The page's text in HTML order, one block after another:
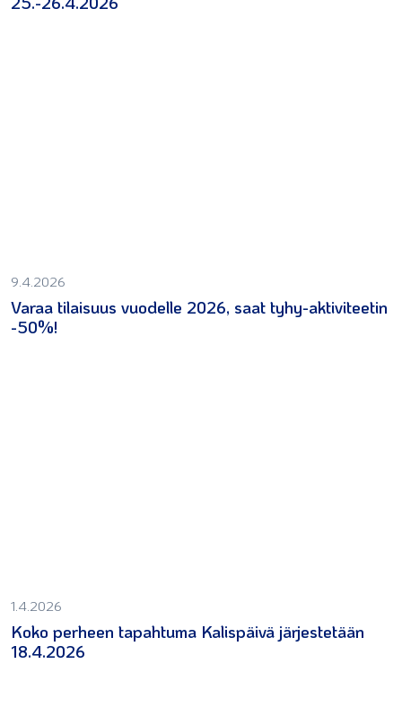
9.4.2026
Varaa tilaisuus vuodelle 2026, saat tyhy-aktiviteetin
-50%!
1.4.2026
Koko perheen tapahtuma Kalispäivä järjestetään
18.4.2026